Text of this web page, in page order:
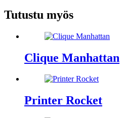
Tutustu myös
Clique Manhattan
Printer Rocket